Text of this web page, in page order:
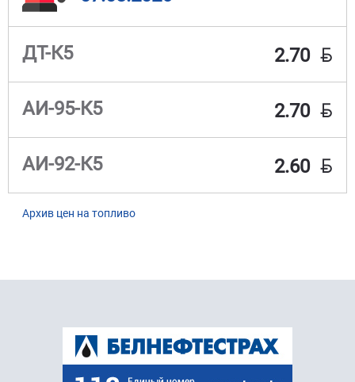
ДТ-К5 2.70 BYN
АИ-95-К5 2.70 BYN
АИ-92-К5 2.60 BYN
Архив цен на топливо